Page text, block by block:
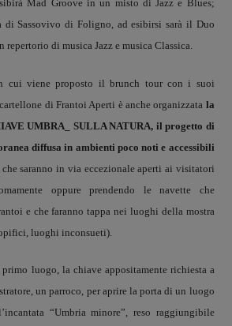
Mad Groove in un misto di Jazz e Blues;
di Sassovivo di Foligno, ad esibirsi sarà il Duo
di musica Jazz e musica Classica.
cui viene proposto il brunch tour con i suoi
di Frantoi Aperti è anche organizzata la
UMBRA_ SULLA NATURA, il progetto di
diffusa in ambienti poco noti e accessibili
che saranno in via eccezionale aperti ai visitatori
oppure prendendo le navette che
e che faranno tappa nei luoghi della mostra
luoghi inconsueti).
luogo, la chiave appositamente richiesta a
un parroco, per aprire la porta di un luogo
“Umbria minore”, reso raggiungibile